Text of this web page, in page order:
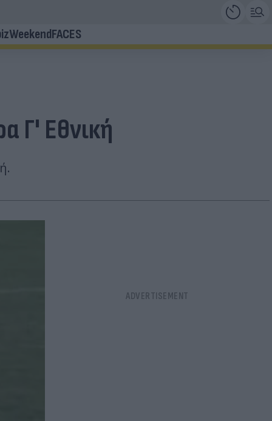
WeekendFACES
Γ' Εθνική